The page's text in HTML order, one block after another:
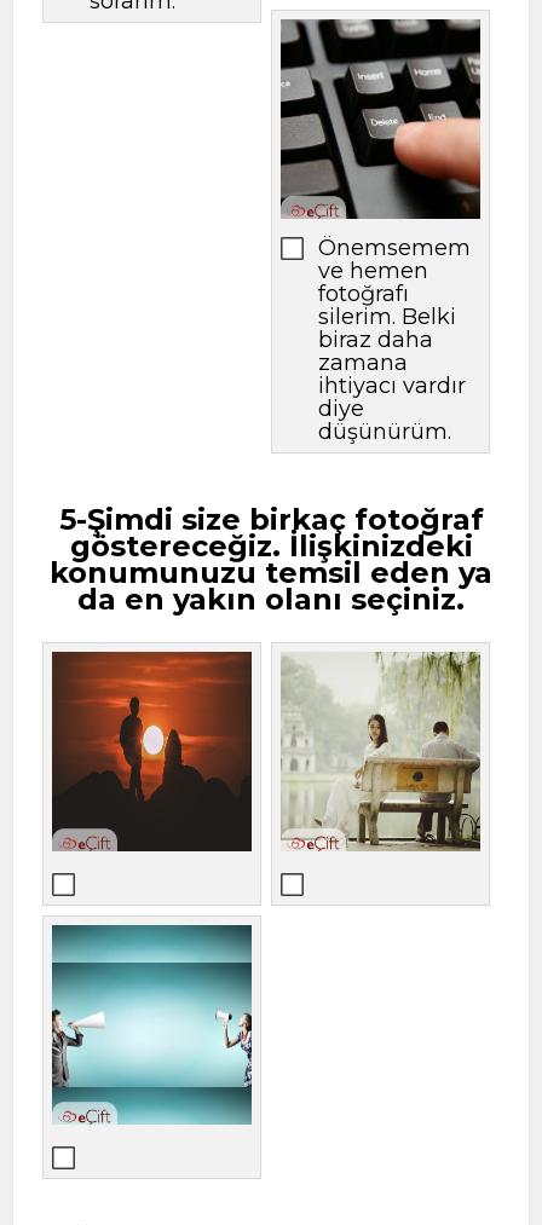
Önemsemem
ve hemen
fotoğrafı
silerim. Belki
biraz daha
zamana
ihtiyacı vardır
diye
düşünürüm.
5-Şimdi size birkaç fotoğraf
göstereceğiz. İlişkinizdeki
konumunuzu temsil eden ya
da en yakın olanı seçiniz.